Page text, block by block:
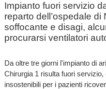
Impianto fuori servizio
reparto dell’ospedale di
soffocante e disagi,
procurarsi ventilatori
Da oltre tre giorni l'impianto di
Chirurgia 1 risulta fuori
insostenibili per i pazienti